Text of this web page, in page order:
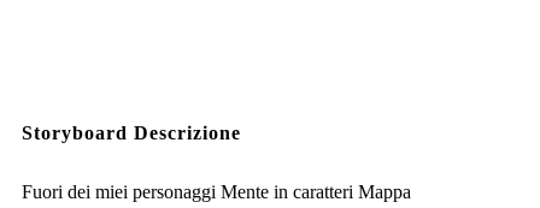
Storyboard Descrizione
Fuori dei miei personaggi Mente in caratteri Mappa